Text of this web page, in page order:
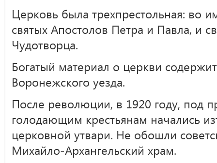
Церковь была трехпрестольная: во
святых Апостолов Петра и Павла, и
Чудотворца.
Богатый материал о церкви
Воронежского уезда.
После революции, в 1920 году, под
голодающим крестьянам начались
церковной утвари. Не обошли
Михайло-Архангельский храм.